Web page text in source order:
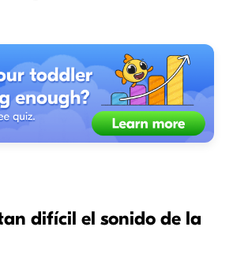
difícil el sonido de la